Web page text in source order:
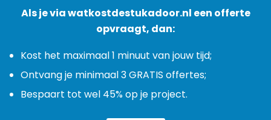
Als je via watkostdestukadoor.nl een offerte
opvraagt, dan:
Kost het maximaal 1 minuut van jouw tijd;
Ontvang je minimaal 3 GRATIS offertes;
Bespaart tot wel 45% op je project.